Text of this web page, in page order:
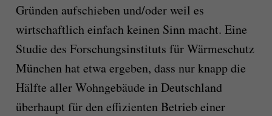
Gründen aufschieben und/oder weil es
wirtschaftlich einfach keinen Sinn macht. Eine
Studie des Forschungsinstituts für Wärmeschutz
München hat etwa ergeben, dass nur knapp die
Hälfte aller Wohngebäude in Deutschland
überhaupt für den effizienten Betrieb einer